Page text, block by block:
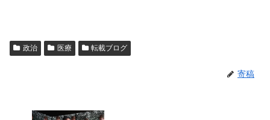
政治 医療 転載ブログ
寄稿